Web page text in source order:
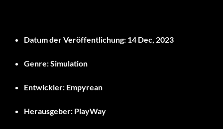
Datum der Veröffentlichung: 14 Dec, 2023
Genre:Simulation
Entwickler: Empyrean
Herausgeber: PlayWay